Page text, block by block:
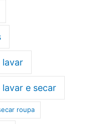
lavar
e secar
roupa